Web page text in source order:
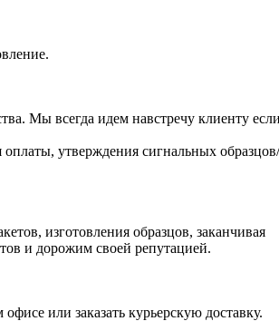
Мы всегда идем навстречу клиенту
утверждения сигнальных образцов/
изготовления образцов, заканчивая
и дорожим своей репутацией.
или заказать курьерскую доставку.